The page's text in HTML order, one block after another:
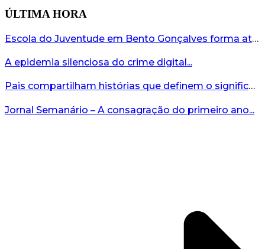
ÚLTIMA HORA
Escola do Juventude em Bento Gonçalves forma atletas da região...
A epidemia silenciosa do crime digital...
Pais compartilham histórias que definem o significado da missão...
Jornal Semanário – A consagração do primeiro ano...